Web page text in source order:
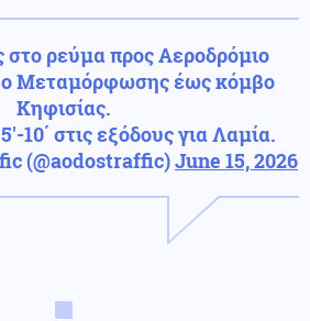
στο ρεύμα προς Αεροδρόμιο
Μεταμόρφωσης έως κόμβο
Κηφισίας.
10΄ στις εξόδους για Λαμία.
(@aodostraffic)June 15, 2026